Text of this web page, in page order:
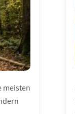
meisten